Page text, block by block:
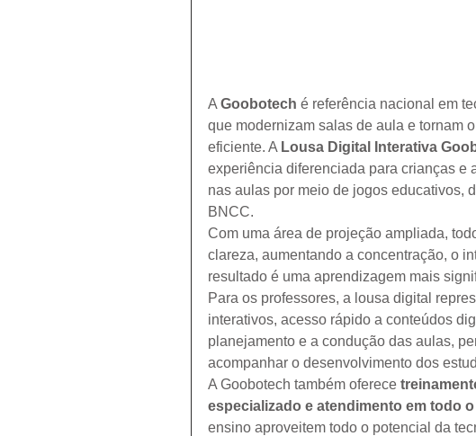
A Goobotech é referência nacional em
que modernizam salas de aula e tornam
eficiente. A Lousa Digital Interativa
experiência diferenciada para crianças e
nas aulas por meio de jogos educativos,
BNCC.
Com uma área de projeção ampliada,
clareza, aumentando a concentração, o
resultado é uma aprendizagem mais
Para os professores, a lousa digital
interativos, acesso rápido a conteúdos
planejamento e a condução das aulas,
acompanhar o desenvolvimento dos
A Goobotech também oferece
especializado e atendimento em todo o
ensino aproveitem todo o potencial da